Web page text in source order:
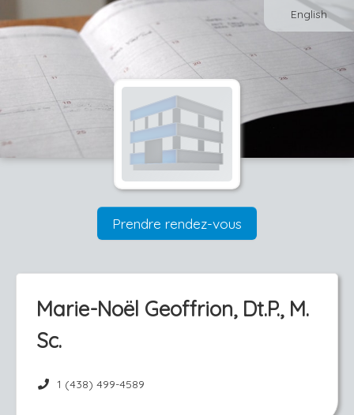
English
Prendre rendez-vous
Marie-Noël Geoffrion, Dt.P., M.
Sc.
1 (438) 499-4589